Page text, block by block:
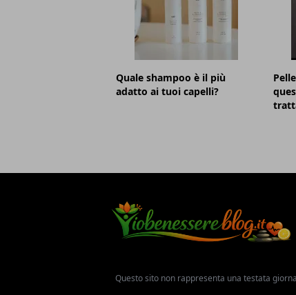
Quale shampoo è il più
adatto ai tuoi capelli?
Questo sito non rappresenta una testata